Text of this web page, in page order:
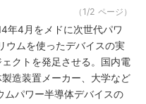
（1/2 ページ）
年4月をメドに次世代パワ
ウムを使ったデバイスの実
クトを発足させる。国内電
造装置メーカー、大学など
ムパワー半導体デバイスの